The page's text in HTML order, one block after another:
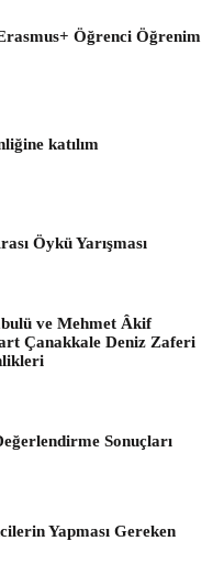
Öğrenci Öğrenim
katılım
Öykü Yarışması
ve Mehmet Âkif
Çanakkale Deniz Zaferi
Sonuçları
Yapması Gereken